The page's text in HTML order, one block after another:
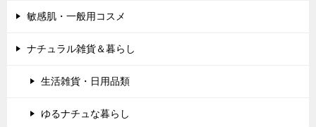
敏感肌・一般用コスメ
ナチュラル雑貨＆暮らし
生活雑貨・日用品類
ゆるナチュな暮らし